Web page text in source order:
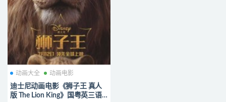
动画大全 动画电影
迪士尼动画电影《狮子王 真人
版 The Lion King》国粤英三语